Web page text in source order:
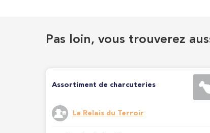
Pas loin, vous trouverez
Assortiment de charcuteries
Le Relais du Terroir